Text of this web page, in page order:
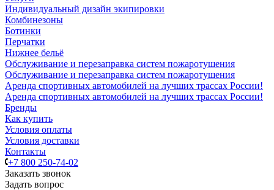
Индивидуальный дизайн экипировки
Комбинезоны
Ботинки
Перчатки
Нижнее бельё
Обслуживание и перезаправка систем пожаротушения
Обслуживание и перезаправка систем пожаротушения
Аренда спортивных автомобилей на лучших трассах России!
Аренда спортивных автомобилей на лучших трассах России!
Бренды
Как купить
Условия оплаты
Условия доставки
Контакты
+7 800 250-74-02
Заказать звонок
Задать вопрос